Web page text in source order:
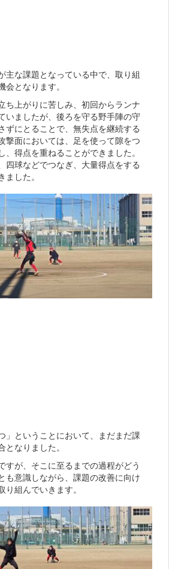
主な課題となっている中で、取り組
会となります。
ち上がりに苦しみ、初回からランナ
いましたが、後ろを守る野手陣の守
ずにとることで、無失点を継続する
撃面においては、足を使って隙をつ
、得点を重ねることができました。
四球などでつなぎ、大量得点をする
ました。
」ということにおいて、まだまだ課
となりました。
すが、そこに至るまでの過程がどう
も意識しながら、課題の改善に向け
り組んでいきます。